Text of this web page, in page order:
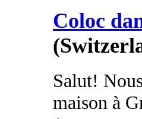
Coloc
Salut!
maison à